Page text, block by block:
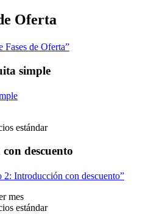
Oferta
Fases de Oferta”
simple
estándar
descuento
Introducción con descuento”
mes
estándar